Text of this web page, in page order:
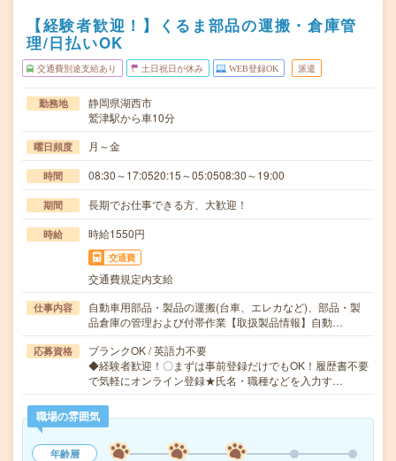
【経験者歓迎！】くるま部品の運搬・倉庫管
理/日払いOK
交通費別途支給あり 土日祝日が休み WEB登録OK 派遣
勤務地
静岡県湖西市
鷲津駅から車10分
曜日頻度 月～金
時間 08:30～17:0520:15～05:0508:30～19:00
期間 長期でお仕事できる方、大歓迎！
時給 時給1550円
交通費
交通費規定内支給
仕事内容
自動車用部品・製品の運搬(台車、エレカなど)、部品・製
品倉庫の管理および付帯作業【取扱製品情報】自動…
応募資格
ブランクOK / 英語力不要
◆経験者歓迎！〇まずは事前登録だけでもOK！履歴書不要
で気軽にオンライン登録★氏名・職種などを入力す…
職場の雰囲気
年齢層